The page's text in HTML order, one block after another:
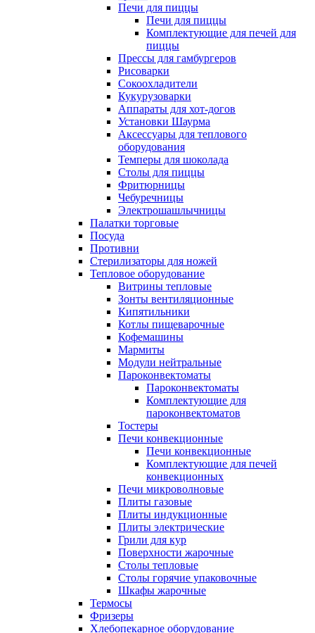
Печи для пиццы
Печи для пиццы
Комплектующие для печей для
пиццы
Прессы для гамбургеров
Рисоварки
Сокоохладители
Кукурузоварки
Аппараты для хот-догов
Установки Шаурма
Аксессуары для теплового
оборудования
Темперы для шоколада
Столы для пиццы
Фритюрницы
Чебуречницы
Электрошашлычницы
Палатки торговые
Посуда
Противни
Стерилизаторы для ножей
Тепловое оборудование
Витрины тепловые
Зонты вентиляционные
Кипятильники
Котлы пищеварочные
Кофемашины
Мармиты
Модули нейтральные
Пароконвектоматы
Пароконвектоматы
Комплектующие для
пароконвектоматов
Тостеры
Печи конвекционные
Печи конвекционные
Комплектующие для печей
конвекционных
Печи микроволновые
Плиты газовые
Плиты индукционные
Плиты электрические
Грили для кур
Поверхности жарочные
Столы тепловые
Столы горячие упаковочные
Шкафы жарочные
Термосы
Фризеры
Хлебопекарное оборудование